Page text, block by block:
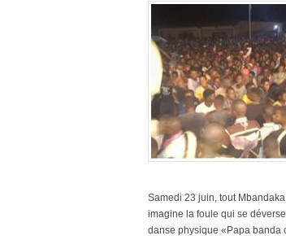
Samedi 23 juin, tout
imagine la foule qui se
danse physique «Papa banda